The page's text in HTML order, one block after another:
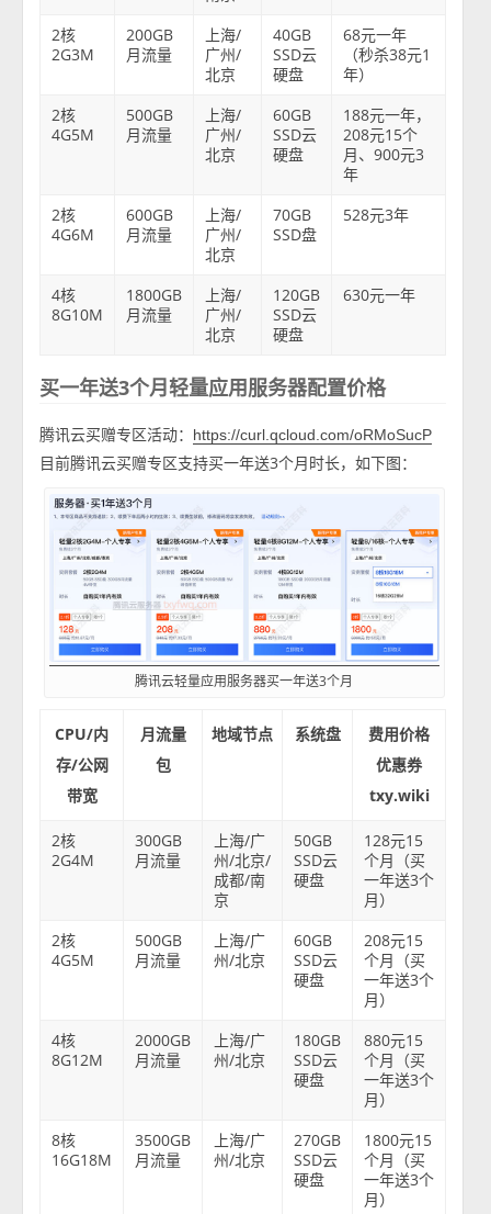
2核
2G3M
200GB
月流量
上海/
广州/
北京
40GB
SSD云
硬盘
68元一年
（秒杀38元1
年）
2核
4G5M
500GB
月流量
上海/
广州/
北京
60GB
SSD云
硬盘
188元一年，
208元15个
月、900元3
年
2核
4G6M
600GB
月流量
上海/
广州/
北京
70GB
SSD盘
528元3年
4核
8G10M
1800GB
月流量
上海/
广州/
北京
120GB
SSD云
硬盘
630元一年
买一年送3个月轻量应用服务器配置价格
腾讯云买赠专区活动： https://curl.qcloud.com/oRMoSucP
目前腾讯云买赠专区支持买一年送3个月时长，如下图：
腾讯云轻量应用服务器买一年送3个月
CPU/内
存/公网
带宽
月流量
包
地域节点 系统盘
费用价格
优惠券
txy.wiki
2核
2G4M
300GB
月流量
上海/广
州/北京/
成都/南
京
50GB
SSD云
硬盘
128元15
个月（买
一年送3个
月）
2核
4G5M
500GB
月流量
上海/广
州/北京
60GB
SSD云
硬盘
208元15
个月（买
一年送3个
月）
4核
8G12M
2000GB
月流量
上海/广
州/北京
180GB
SSD云
硬盘
880元15
个月（买
一年送3个
月）
8核
16G18M
3500GB
月流量
上海/广
州/北京
270GB
SSD云
硬盘
1800元15
个月（买
一年送3个
月）